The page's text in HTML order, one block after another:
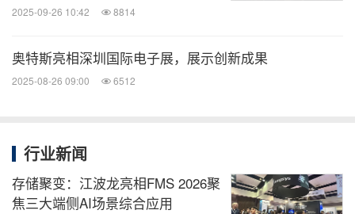
2025-09-26 10:42 8814
奥特斯亮相深圳国际电子展，展示创新成果
2025-08-26 09:00 6512
行业新闻
存储聚变：江波龙亮相FMS 2026聚
焦三大端侧AI场景综合应用